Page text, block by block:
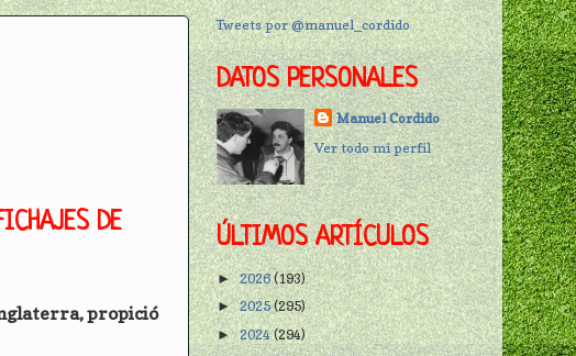
DE
propició
Tweets por @manuel_cordido
DATOS PERSONALES
Manuel Cordido
Ver todo mi perfil
ÚLTIMOS ARTÍCULOS
►2026(193)
►2025(295)
►2024(294)